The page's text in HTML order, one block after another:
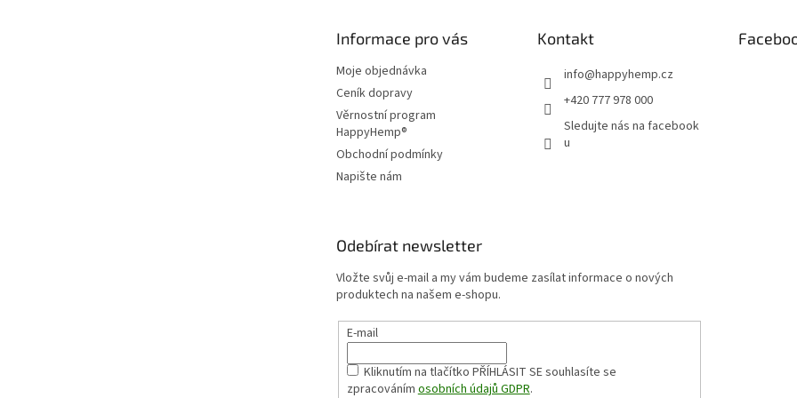
Informace pro vás
Moje objednávka
Ceník dopravy
Věrnostní program
HappyHemp®
Obchodní podmínky
Napište nám
Kontakt
info@happyhemp.cz
+420 777 978 000
Sledujte nás na facebook
u
Odebírat newsletter
Vložte svůj e-mail a my vám budeme zasílat informace o nových
produktech na našem e-shopu.
E-mail
Kliknutím na tlačítko PŘÍHLÁSIT SEsouhlasíte se
zpracovánímosobních údajů GDPR.